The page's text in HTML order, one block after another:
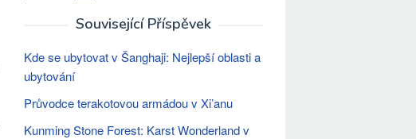
Související Příspěvek
Kde se ubytovat v Šanghaji: Nejlepší oblasti a
ubytování
Průvodce terakotovou armádou v Xi’anu
Kunming Stone Forest: Karst Wonderland v